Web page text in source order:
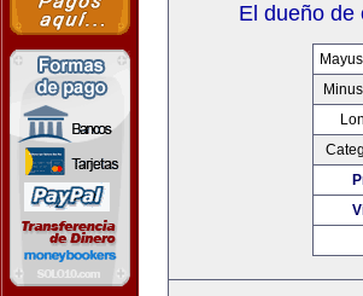
El dueño de